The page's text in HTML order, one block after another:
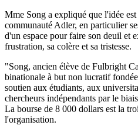
Mme Song a expliqué que l'idée
communauté Adler, en particulier
d'un espace pour faire son deuil et
frustration, sa colère et sa tristesse.
"Song, ancien élève de Fulbright
binationale à but non lucratif
soutien aux étudiants, aux
chercheurs indépendants par le
La bourse de 8 000 dollars est la
l'organisation.